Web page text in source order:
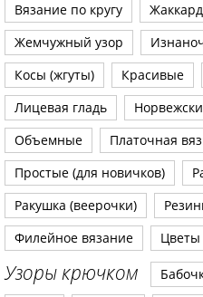
Вязание по кругу
Жемчужный узор
Косы (жгуты)
Красивые
Лицевая гладь
Объемные
Платочная
Простые (для новичков)
Ракушка (веерочки)
Филейное вязание
Цветы
Узоры крючком